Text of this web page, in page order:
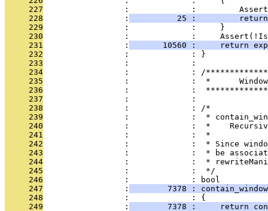
     227
:             :
     228
                 :
25 :
     229
                 :             :     }
     230
:             :
     231
                 :
10560 :     return
     232
                 :             : }
     233
                 :             :
     234
:             : /
     235
:             :  *
     236
:             :
     237
                 :             :
     238
                 :             : /*
     239
:             :  *
     240
:             :  *
     241
                 :             :  *
     242
:             :  * Since
     243
:             :  * be
     244
:             :  *
     245
                 :             :  */
     246
                 :             : bool
     247
                 :
7378 :
     248
                 :             : {
     249
                 :
7378 :     return